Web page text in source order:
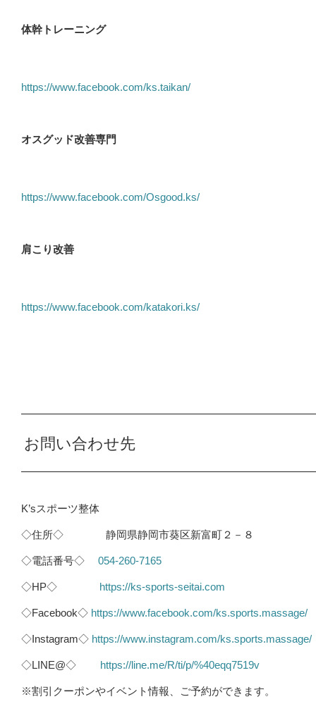
体幹トレーニング
https://www.facebook.com/ks.taikan/
オスグッド改善専門
https://www.facebook.com/Osgood.ks/
肩こり改善
https://www.facebook.com/katakori.ks/
お問い合わせ先
K’sスポーツ整体
◇住所◇ 静岡県静岡市葵区新富町２－８
◇電話番号◇ 054-260-7165
◇HP◇ https://ks-sports-seitai.com
◇Facebook◇ https://www.facebook.com/ks.sports.massage/
◇Instagram◇ https://www.instagram.com/ks.sports.massage/
◇LINE@◇ https://line.me/R/ti/p/%40eqq7519v
※割引クーポンやイベント情報、ご予約ができます。